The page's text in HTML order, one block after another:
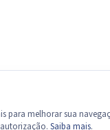
para melhorar sua
Saiba mais.